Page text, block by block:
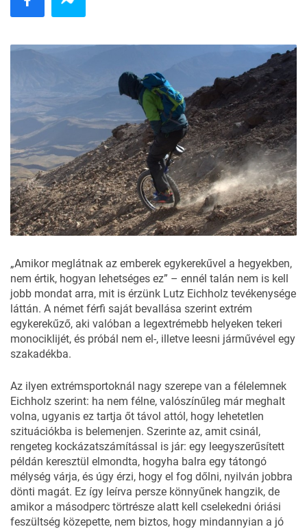
„Amikor meglátnak az emberek egykerekűvel a hegyekben,
nem értik, hogyan lehetséges ez” – ennél talán nem is kell
jobb mondat arra, mit is érzünk Lutz Eichholz tevékenysége
láttán. A német férfi saját bevallása szerint extrém
egykerekűző, aki valóban a legextrémebb helyeken tekeri
monociklijét, és próbál nem el-, illetve leesni járművével egy
szakadékba.
Az ilyen extrémsportoknál nagy szerepe van a félelemnek
Eichholz szerint: ha nem félne, valószínűleg már meghalt
volna, ugyanis ez tartja őt távol attól, hogy lehetetlen
szituációkba is belemenjen. Szerinte az, amit csinál,
rengeteg kockázatszámítással is jár: egy leegyszerűsített
példán keresztül elmondta, hogyha balra egy tátongó
mélység várja, és úgy érzi, hogy el fog dőlni, nyilván jobbra
dönti magát. Ez így leírva persze könnyűnek hangzik, de
amikor a másodperc törtrésze alatt kell cselekedni óriási
feszültség közepette, nem biztos, hogy mindannyian a jó